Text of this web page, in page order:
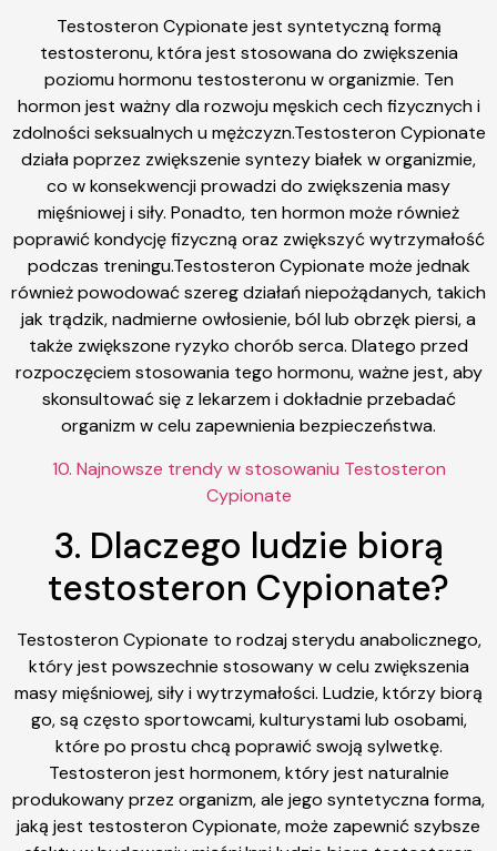
Testosteron Cypionate jest syntetyczną formą
testosteronu, która jest stosowana do zwiększenia
poziomu hormonu testosteronu w organizmie. Ten
hormon jest ważny dla rozwoju męskich cech fizycznych i
zdolności seksualnych u mężczyzn.Testosteron Cypionate
działa poprzez zwiększenie syntezy białek w organizmie,
co w konsekwencji prowadzi do zwiększenia masy
mięśniowej i siły. Ponadto, ten hormon może również
poprawić kondycję fizyczną oraz zwiększyć wytrzymałość
podczas treningu.Testosteron Cypionate może jednak
również powodować szereg działań niepożądanych, takich
jak trądzik, nadmierne owłosienie, ból lub obrzęk piersi, a
także zwiększone ryzyko chorób serca. Dlatego przed
rozpoczęciem stosowania tego hormonu, ważne jest, aby
skonsultować się z lekarzem i dokładnie przebadać
organizm w celu zapewnienia bezpieczeństwa.
10. Najnowsze trendy w stosowaniu Testosteron
Cypionate
3. Dlaczego ludzie biorą
testosteron Cypionate?
Testosteron Cypionate to rodzaj sterydu anabolicznego,
który jest powszechnie stosowany w celu zwiększenia
masy mięśniowej, siły i wytrzymałości. Ludzie, którzy biorą
go, są często sportowcami, kulturystami lub osobami,
które po prostu chcą poprawić swoją sylwetkę.
Testosteron jest hormonem, który jest naturalnie
produkowany przez organizm, ale jego syntetyczna forma,
jaką jest testosteron Cypionate, może zapewnić szybsze